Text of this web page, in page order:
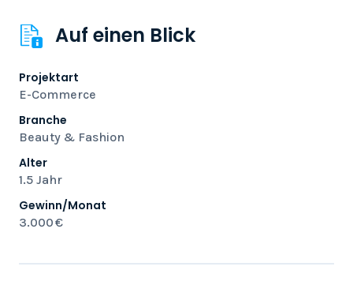
Auf einen Blick
Projektart
E-Commerce
Branche
Beauty & Fashion
Alter
1.5 Jahr
Gewinn/Monat
3.000 €